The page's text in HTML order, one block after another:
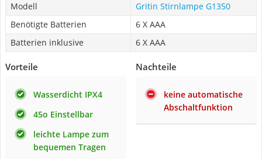
Modell
Gritin Stirnlampe G1350
Benötigte Batterien
6 X AAA
Batterien inklusive
6 X AAA
Vorteile
Wasserdicht IPX4
45o Einstellbar
leichte Lampe zum
bequemen Tragen
Nachteile
keine automatische
Abschaltfunktion